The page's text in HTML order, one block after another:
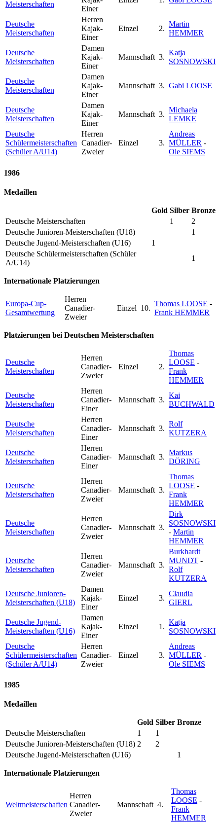
Meisterschaften
Einer
Deutsche
Meisterschaften
Herren
Kajak-
Einer
Einzel 2.
Martin
HEMMER
Deutsche
Meisterschaften
Damen
Kajak-
Einer
Mannschaft 3.
Katja
SOSNOWSKI
Deutsche
Meisterschaften
Damen
Kajak-
Einer
Mannschaft 3. Gabi LOOSE
Deutsche
Meisterschaften
Damen
Kajak-
Einer
Mannschaft 3.
Michaela
LEMKE
Deutsche
Schülermeisterschaften
(Schüler A/U14)
Herren
Canadier-
Zweier
Einzel 3.
Andreas
MÜLLER -
Ole SIEMS
1986
Medaillen
Gold Silber Bronze
Deutsche Meisterschaften
1
2
Deutsche Junioren-Meisterschaften (U18)
1
Deutsche Jugend-Meisterschaften (U16)
1
Deutsche Schülermeisterschaften (Schüler
A/U14)
1
Internationale Platzierungen
Europa-Cup-
Gesamtwertung
Herren
Canadier-
Zweier
Einzel 10.
Thomas LOOSE -
Frank HEMMER
Platzierungen bei Deutschen Meisterschaften
Deutsche
Meisterschaften
Herren
Canadier-
Zweier
Einzel 2.
Thomas
LOOSE -
Frank
HEMMER
Deutsche
Meisterschaften
Herren
Canadier-
Einer
Mannschaft 3.
Kai
BUCHWALD
Deutsche
Meisterschaften
Herren
Canadier-
Einer
Mannschaft 3.
Rolf
KUTZERA
Deutsche
Meisterschaften
Herren
Canadier-
Einer
Mannschaft 3.
Markus
DÖRING
Deutsche
Meisterschaften
Herren
Canadier-
Zweier
Mannschaft 3.
Thomas
LOOSE -
Frank
HEMMER
Deutsche
Meisterschaften
Herren
Canadier-
Zweier
Mannschaft 3.
Dirk
SOSNOWSKI
- Martin
HEMMER
Deutsche
Meisterschaften
Herren
Canadier-
Zweier
Mannschaft 3.
Burkhardt
MUNDT -
Rolf
KUTZERA
Deutsche Junioren-
Meisterschaften (U18)
Damen
Kajak-
Einer
Einzel 3.
Claudia
GIERL
Deutsche Jugend-
Meisterschaften (U16)
Damen
Kajak-
Einer
Einzel 1.
Katja
SOSNOWSKI
Deutsche
Schülermeisterschaften
(Schüler A/U14)
Herren
Canadier-
Zweier
Einzel 3.
Andreas
MÜLLER -
Ole SIEMS
1985
Medaillen
Gold Silber Bronze
Deutsche Meisterschaften
1
1
Deutsche Junioren-Meisterschaften (U18) 2
2
Deutsche Jugend-Meisterschaften (U16)
1
Internationale Platzierungen
Weltmeisterschaften
Herren
Canadier-
Zweier
Mannschaft 4.
Thomas
LOOSE -
Frank
HEMMER